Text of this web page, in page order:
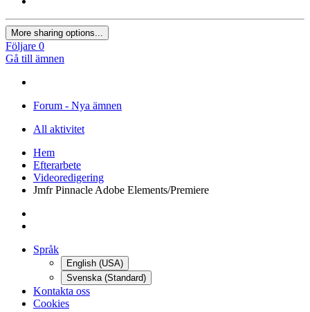
More sharing options...
Följare 0
Gå till ämnen
Forum - Nya ämnen
All aktivitet
Hem
Efterarbete
Videoredigering
Jmfr Pinnacle Adobe Elements/Premiere
Språk
English (USA)
Svenska (Standard)
Kontakta oss
Cookies